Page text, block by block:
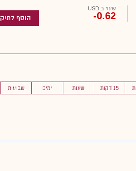
שינוי ב USD
-0.62 הוסף לתיק
שבועות ימים שעות 15 דקות